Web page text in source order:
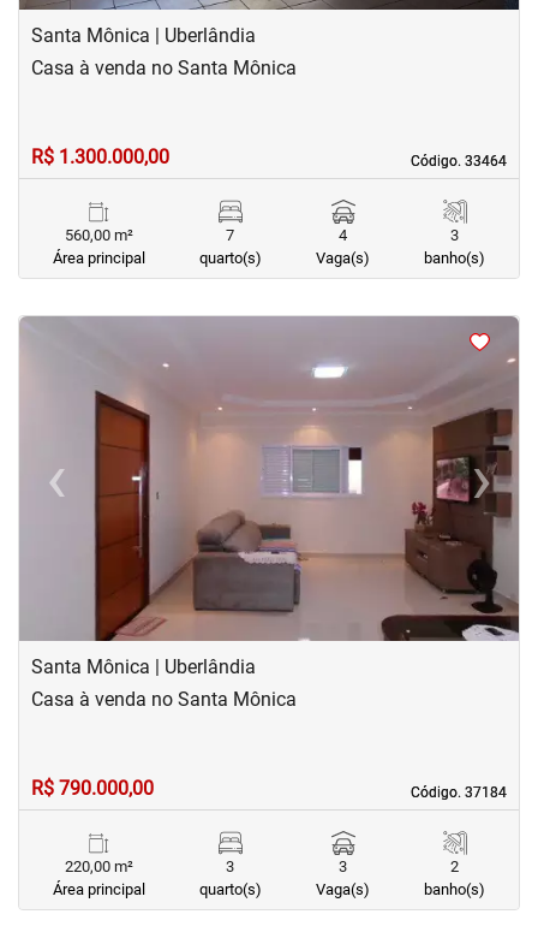
Santa Mônica | Uberlândia
Código. 33464
Código. 33464
Casa à venda no Santa Mônica
R$ 1.300.000,00
560,00 m²
Área principal
7
quarto(s)
4
Vaga(s)
3
banho(s)
<
‹Previous ›Next
Santa Mônica | Uberlândia
Código. 37184
Código. 37184
Casa à venda no Santa Mônica
R$ 790.000,00
220,00 m²
Área principal
3
quarto(s)
3
Vaga(s)
2
banho(s)